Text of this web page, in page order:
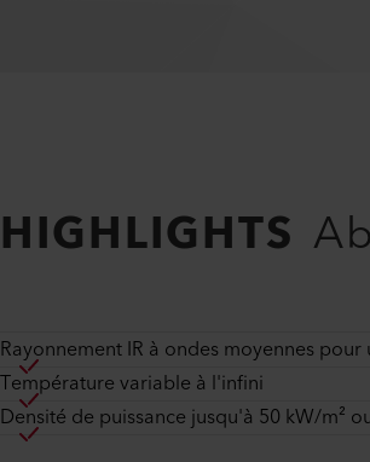
HIGHLIGHTS
Rayonnement IR à ondes moyennes
Température variable à l'infini
Densité de puissance jusqu'à 50 kW/m²